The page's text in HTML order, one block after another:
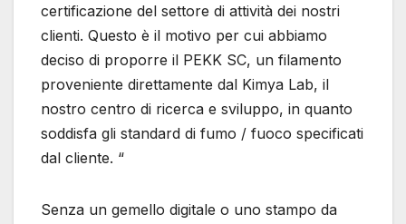
certificazione del settore di attività dei nostri
clienti. Questo è il motivo per cui abbiamo
deciso di proporre il PEKK SC, un filamento
proveniente direttamente dal Kimya Lab, il
nostro centro di ricerca e sviluppo, in quanto
soddisfa gli standard di fumo / fuoco specificati
dal cliente. “
Senza un gemello digitale o uno stampo da